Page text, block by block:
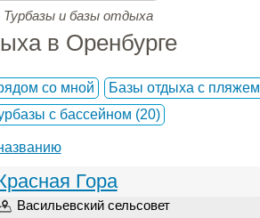
Турбазы и базы отдыха
в Оренбурге
со мной Базы отдыха с пляжем
с бассейном (20)
Гора
Васильевский сельсовет